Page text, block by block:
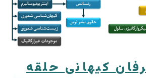
کیهانی حلقه